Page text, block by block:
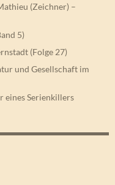
(Zeichner) –
5)
(Folge 27)
und Gesellschaft im
eines Serienkillers